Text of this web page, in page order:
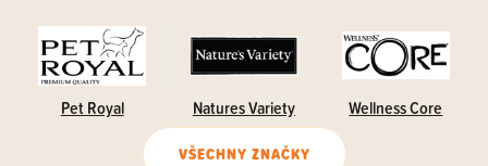
Pet Royal Natures Variety Wellness Core
VŠECHNY ZNAČKY